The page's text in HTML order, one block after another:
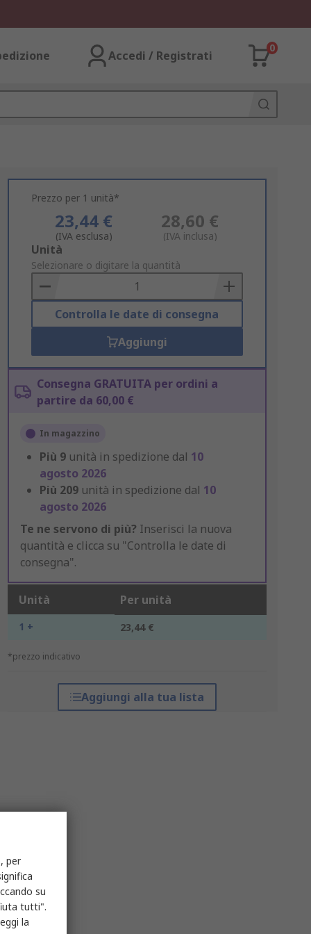
Accedi / Registrati
0
Prezzo per 1 unità*
23,44 €
(IVA esclusa)
28,60 €
(IVA inclusa)
Add
to
Basket
Unità
Selezionare o digitare la quantità
Controlla le date di consegna
Aggiungi
Consegna GRATUITA per ordini a
partire da 60,00 €
In magazzino
Più 9 unità in spedizione dal 10
agosto 2026
Più 209 unità in spedizione dal 10
agosto 2026
Te ne servono di più? Inserisci la nuova
quantità e clicca su "Controlla le date di
consegna".
Unità Per unità
1 + 23,44 €
*prezzo indicativo
Aggiungi alla tua lista
per
su
tutti".
la